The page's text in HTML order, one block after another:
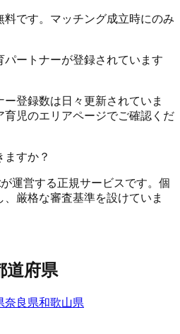
です。マッチング成立時にのみ
ートナーが登録されています
登録数は日々更新されていま
児のエリアページでご確認くだ
ますか？
運営する正規サービスです。個
厳格な審査基準を設けていま
道府県
奈良県和歌山県